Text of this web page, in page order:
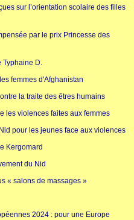
sur l’orientation scolaire des filles
par le prix Princesse des
Typhaine D.
femmes d'Afghanistan
la traite des êtres humains
les violences faites aux femmes
pour les jeunes face aux violences
Kergomard
du Nid
« salons de massages »
2024 : pour une Europe